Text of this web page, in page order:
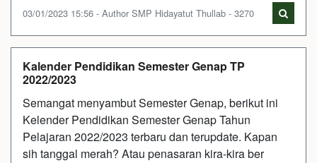
03/01/2023 15:56 - Author SMP Hidayatut Thullab - 3270
Kalender Pendidikan Semester Genap TP
2022/2023
Semangat menyambut Semester Genap, berikut ini
Kelender Pendidikan Semester Genap Tahun
Pelajaran 2022/2023 terbaru dan terupdate. Kapan
sih tanggal merah? Atau penasaran kira-kira ber